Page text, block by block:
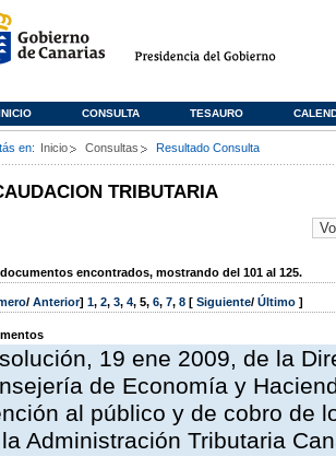
CONSULTA TESAURO
en: Inicio Consultas Resultado Consulta
TRIBUTARIA
encontrados, mostrando del 101 al 125.
/ Anterior] 1, 2, 3, 4, 5, 6, 7, 8 [ Siguiente/ Último ]
19 ene 2009, de la
de Economía y
al público y de cobro de
Administración Tributaria